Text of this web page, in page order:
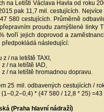
na Letišti Václava Havla od roku
pak 11,7 mil. cestujících.
580 cestujících. Průměrně
proudu zamýšlené linky
tvoří jejich doprovod a
následující:
z / na letiště TAXI,
/ na letiště IAD,
/ na letiště hromadnou dopravu.
25 mil. odbavených cestujících /
* (47 580 / 12,8 * 25)
(Praha hlavní nádraží)